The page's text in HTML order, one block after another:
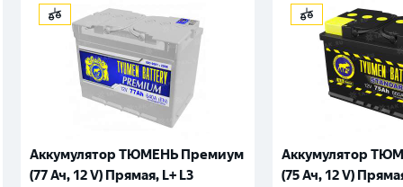
Аккумулятор ТЮМЕНЬ Премиум
(77 Ач, 12 V) Прямая, L+ L3
Аккумулятор
(75 Ач, 12 V)